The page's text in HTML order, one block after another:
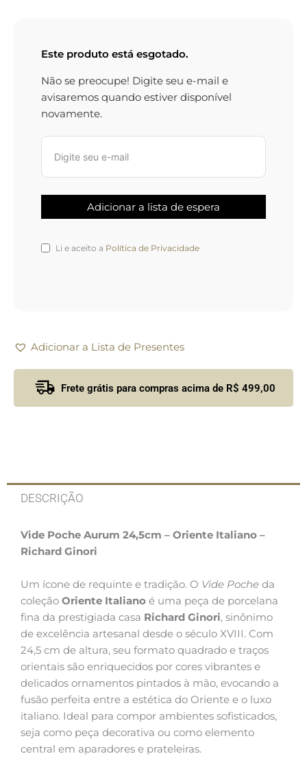
Este produto está esgotado.
Não se preocupe! Digite seu e-mail e
avisaremos quando estiver disponível
novamente.
Li e aceito a Política de Privacidade
Adicionar a Lista de Presentes
Frete grátis para compras acima de R$ 499,00
DESCRIÇÃO
Vide Poche Aurum 24,5cm – Oriente Italiano –
Richard Ginori
Um ícone de requinte e tradição. O Vide Poche da
coleção Oriente Italiano é uma peça de porcelana
fina da prestigiada casa Richard Ginori, sinônimo
de excelência artesanal desde o século XVIII. Com
24,5 cm de altura, seu formato quadrado e traços
orientais são enriquecidos por cores vibrantes e
delicados ornamentos pintados à mão, evocando a
fusão perfeita entre a estética do Oriente e o luxo
italiano. Ideal para compor ambientes sofisticados,
seja como peça decorativa ou como elemento
central em aparadores e prateleiras.